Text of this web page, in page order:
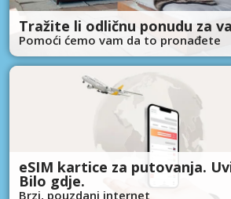
Tražite li odličnu ponudu za
Pomoći ćemo vam da to pronađete
eSIM kartice za putovanja.
Bilo gdje.
Brzi, pouzdani internet